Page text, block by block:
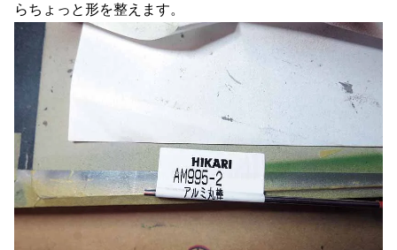
らちょっと形を整えます。